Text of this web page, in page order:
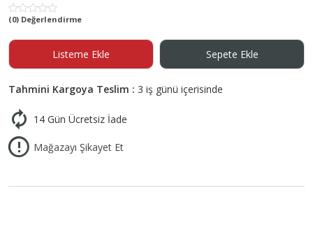
(0) Değerlendirme
Listeme Ekle Sepete Ekle
Tahmini Kargoya Teslim : 3 iş günü içerisinde
14 Gün Ücretsiz İade
Mağazayı Şikayet Et